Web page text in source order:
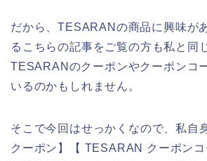
だから、TESARANの商品に興味が
るこちらの記事をご覧の方も私と同
TESARANのクーポンやクーポンコ
いるのかもしれません。
そこで今回はせっかくなので、私自
クーポン】【 TESARAN クーポンコ